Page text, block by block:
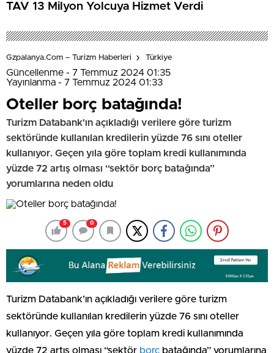
TAV 13 Milyon Yolcuya Hizmet Verdi
Gzpalanya.com – Turizm Haberleri Türkiye
Güncellenme - 7 Temmuz 2024 01:35
Yayınlanma - 7 Temmuz 2024 01:33
Oteller borç batağında!
Turizm Databank'ın açıkladığı verilere göre turizm
sektöründe kullanılan kredilerin yüzde 76 sını oteller
kullanıyor. Geçen yıla göre toplam kredi kullanımında
yüzde 72 artış olması “sektör borç batağında”
yorumlarına neden oldu
5 0
Turizm Databank’ın açıkladığı verilere göre turizm
sektöründe kullanılan kredilerin yüzde 76 sını oteller
kullanıyor. Geçen yıla göre toplam kredi kullanımında
yüzde 72 artış olması “sektör borç batağında” yorumlarına